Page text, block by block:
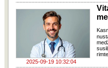
2025-09-19 10:32:04